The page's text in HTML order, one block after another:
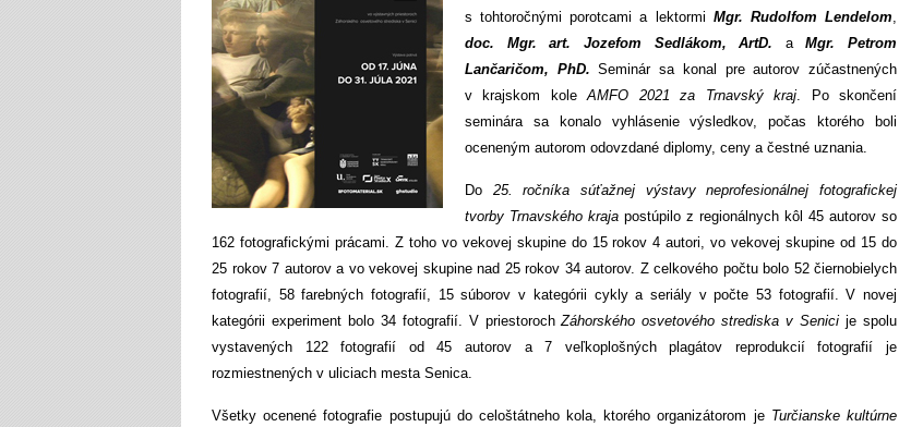
s tohtoročnými porotcami a lektormi Mgr. Rudolfom Lendelom,
doc. Mgr. art. Jozefom Sedlákom, ArtD. aMgr. Petrom
Lančaričom, PhD. Seminár sa konal pre autorov zúčastnených
v krajskom koleAMFO 2021 za Trnavský kraj. Po skončení
seminára sa konalo vyhlásenie výsledkov, počas ktorého boli
oceneným autorom odovzdané diplomy, ceny a čestné uznania.
Do 25. ročníka súťažnej výstavy neprofesionálnej fotografickej
tvorby Trnavského kraja postúpilo z regionálnych kôl 45 autorov so
162 fotografickými prácami. Z toho vo vekovej skupine do 15 rokov 4 autori, vo vekovej skupine od 15 do
25 rokov 7 autorov a vo vekovej skupine nad 25 rokov 34 autorov. Z celkového počtu bolo 52 čiernobielych
fotografií, 58 farebných fotografií, 15 súborov v kategórii cykly a seriály v počte 53 fotografií. V novej
kategórii experiment bolo 34 fotografií. V priestorochZáhorského osvetového strediska v Senici je spolu
vystavených 122 fotografií od 45 autorov a 7 veľkoplošných plagátov reprodukcií fotografií je
rozmiestnených v uliciach mesta Senica.
Všetky ocenené fotografie postupujú do celoštátneho kola, ktorého organizátorom jeTurčianske kultúrne